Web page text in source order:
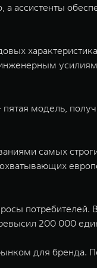
ассистенты
модель,
самых
200 000
для